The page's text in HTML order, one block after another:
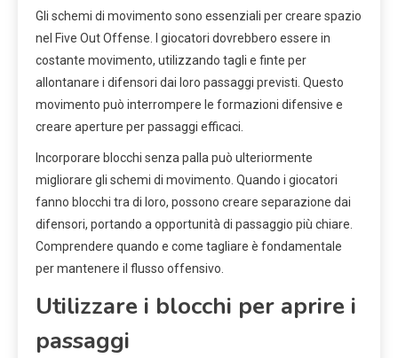
Gli schemi di movimento sono essenziali per creare spazio
nel Five Out Offense. I giocatori dovrebbero essere in
costante movimento, utilizzando tagli e finte per
allontanare i difensori dai loro passaggi previsti. Questo
movimento può interrompere le formazioni difensive e
creare aperture per passaggi efficaci.
Incorporare blocchi senza palla può ulteriormente
migliorare gli schemi di movimento. Quando i giocatori
fanno blocchi tra di loro, possono creare separazione dai
difensori, portando a opportunità di passaggio più chiare.
Comprendere quando e come tagliare è fondamentale
per mantenere il flusso offensivo.
Utilizzare i blocchi per aprire i
passaggi